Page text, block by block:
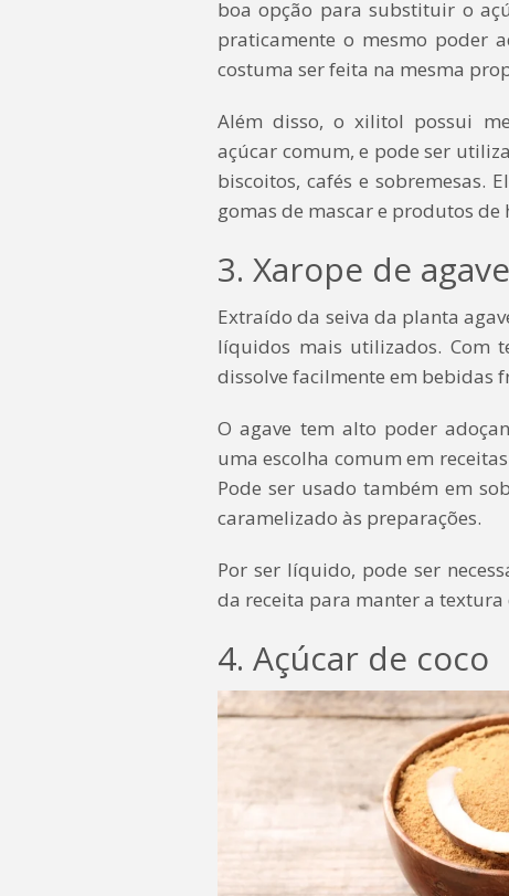
boa opção para substituir o
praticamente o mesmo poder
costuma ser feita na mesma
Além disso, o xilitol possui
açúcar comum, e pode ser
biscoitos, cafés e sobremesas.
gomas de mascar e produtos de
3. Xarope de agave
Extraído da seiva da planta
líquidos mais utilizados. Com
dissolve facilmente em bebidas
O agave tem alto poder
uma escolha comum em
Pode ser usado também em
caramelizado às preparações.
Por ser líquido, pode ser
da receita para manter a textura
4. Açúcar de coco